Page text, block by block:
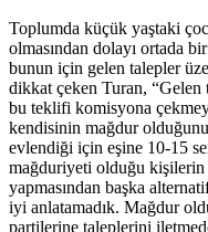
Toplumda küçük yaştaki
olmasından dolayı ortada
bunun için gelen talepler
dikkat çeken Turan,
bu teklifi komisyona
kendisinin mağdur
evlendiği için eşine 10-15
mağduriyeti olduğu
yapmasından başka
iyi anlatamadık. Mağdur
partilerine taleplerini